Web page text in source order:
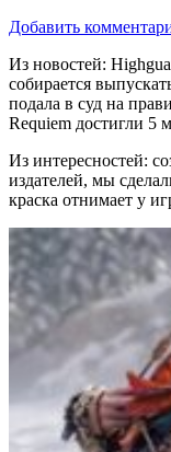
Добавить
Из новостей:
собирается
подала в суд на
Requiem достигли 5
Из интересностей:
издателей, мы
краска отнимает у